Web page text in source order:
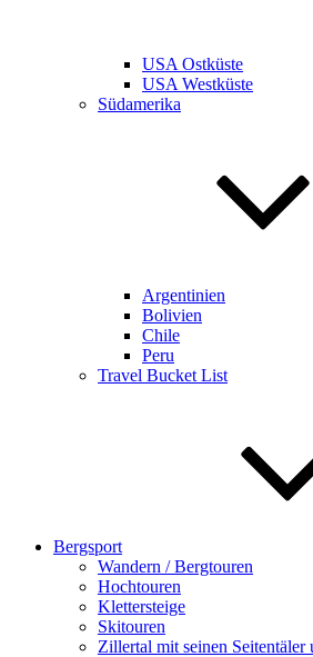
USA Ostküste
USA Westküste
Südamerika
Argentinien
Bolivien
Chile
Peru
Travel Bucket List
Bergsport
Wandern / Bergtouren
Hochtouren
Klettersteige
Skitouren
Zillertal mit seinen Seitentäler